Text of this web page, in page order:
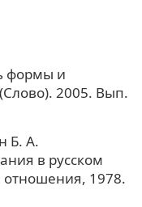
формы и
2005. Вып.
Б. А.
в русском
1978.